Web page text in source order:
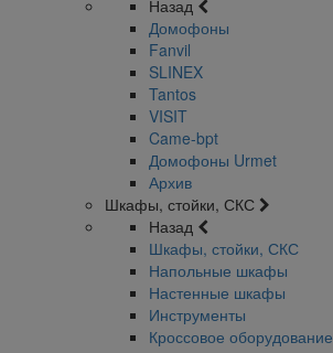
Назад
Домофоны
Fanvil
SLINEX
Tantos
VISIT
Came-bpt
Домофоны Urmet
Архив
Шкафы, стойки, СКС
Назад
Шкафы, стойки, СКС
Напольные шкафы
Настенные шкафы
Инструменты
Кроссовое оборудование